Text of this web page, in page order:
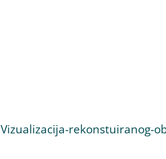
Vizualizacija-rekonstuiranog-